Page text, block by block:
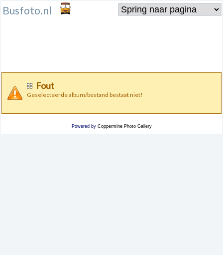
Busfoto.nl
Fout
Geselecteerde album/bestand bestaat niet!
Powered by Coppermine Photo Gallery